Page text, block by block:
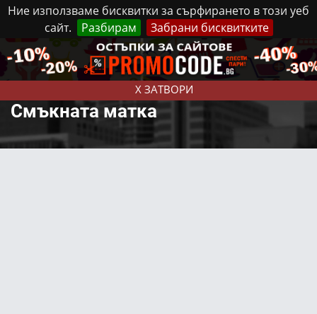
Ние използваме бисквитки за сърфирането в този уеб
сайт.
Разбирам Забрани бисквитките
X ЗАТВОРИ
Понеделник, 10 Август, 2026 Реклама Контакти
Смъкната матка